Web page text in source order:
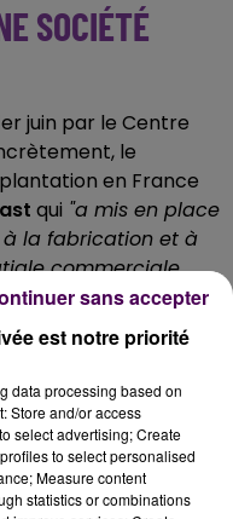
SOCIÉTÉ
juin par le Centre
le
en France
qui "a mis en place
à la fabrication et à
commerciale
tenu du refus
avez exprimé. Si
de nous donner
le bouton ci-
est notre priorité
data processing based on
Store and/or access
select advertising; Create
to select personalised
Measure content
statistics or combinations
sans accepter